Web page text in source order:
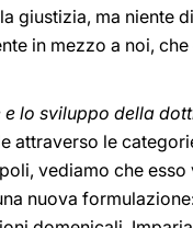
giustizia, ma niente
in mezzo a noi,
lo sviluppo della
attraverso le
vediamo che
nuova